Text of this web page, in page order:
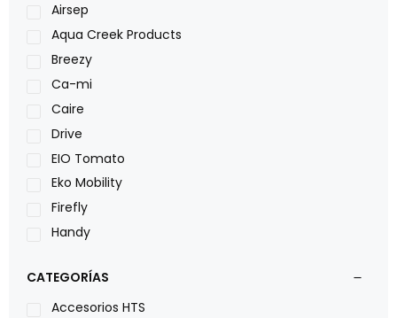
Airsep
Aqua Creek Products
Breezy
Ca-mi
Caire
Drive
EIO Tomato
Eko Mobility
Firefly
Handy
Leggero
Lumex
CATEGORÍAS
Accesorios HTS